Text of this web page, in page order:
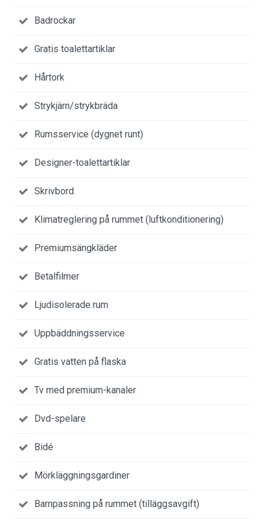
Badrockar
Gratis toalettartiklar
Hårtork
Strykjärn/strykbräda
Rumsservice (dygnet runt)
Designer-toalettartiklar
Skrivbord
Klimatreglering på rummet (luftkonditionering)
Premiumsängkläder
Betalfilmer
Ljudisolerade rum
Uppbäddningsservice
Gratis vatten på flaska
Tv med premium-kanaler
Dvd-spelare
Bidé
Mörkläggningsgardiner
Barnpassning på rummet (tilläggsavgift)